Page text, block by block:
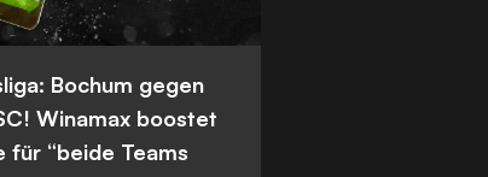
Bochum gegen
Winamax boostet
für “beide Teams